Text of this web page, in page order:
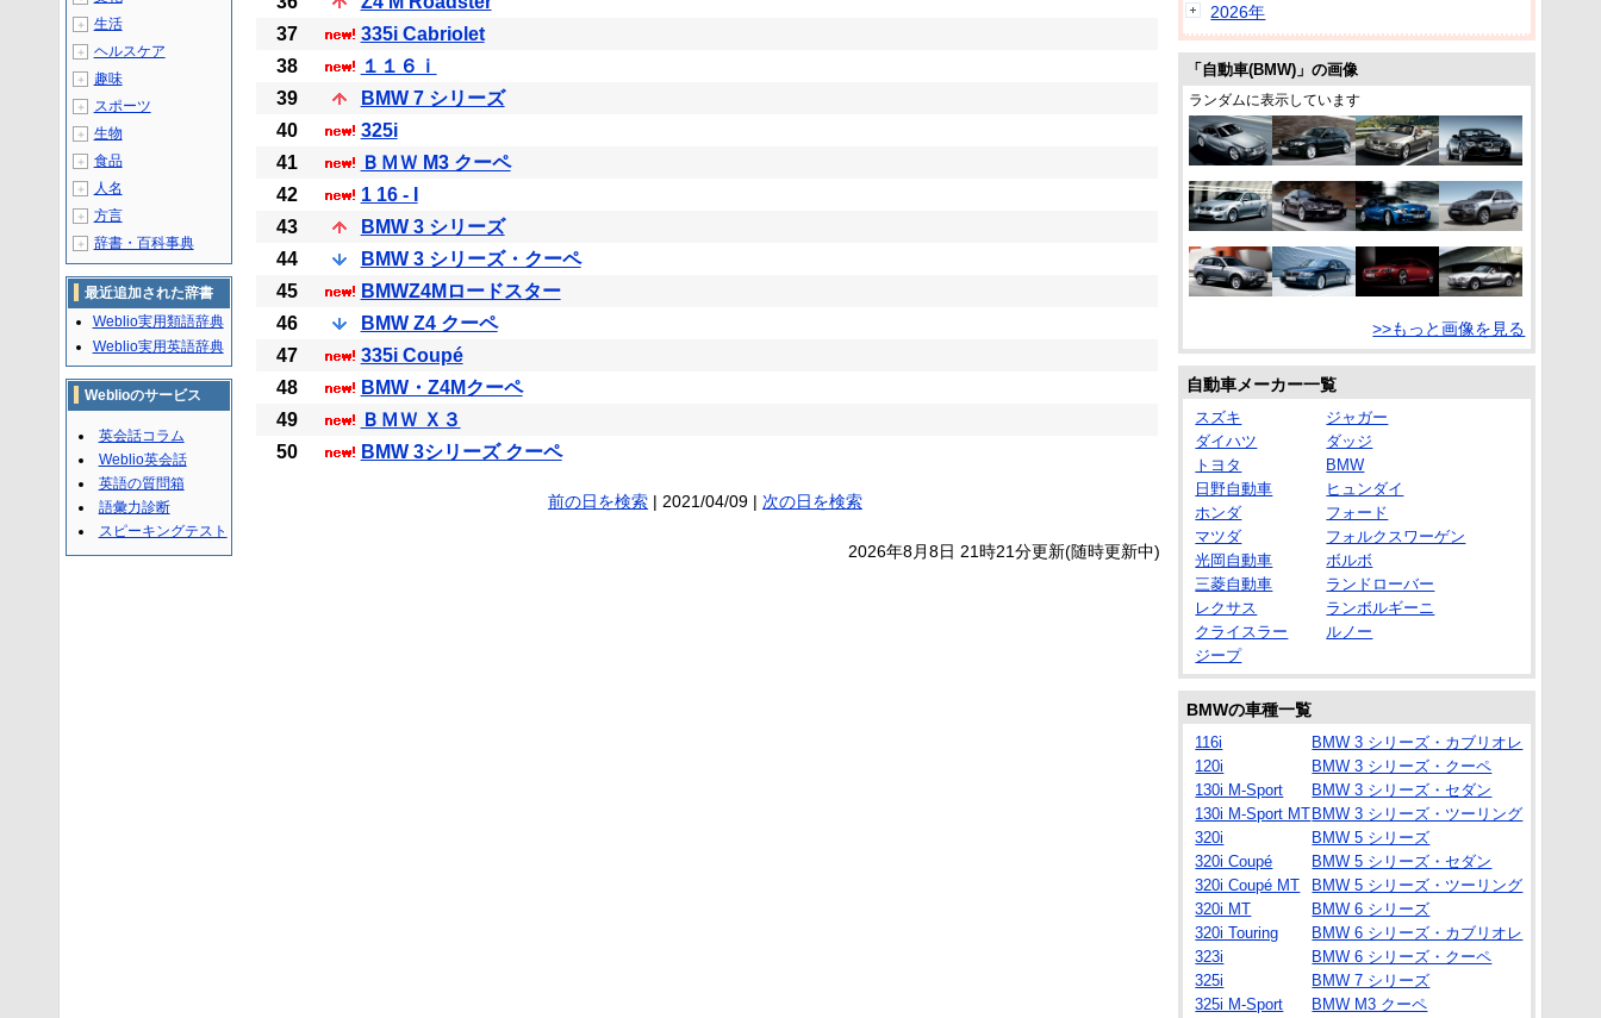
37
335i Cabriolet
38
１１６ｉ
39
BMW 7 シリーズ
40
325i
41
ＢＭＷ M3 クーペ
42
1 16 - I
43
BMW 3 シリーズ
44
BMW 3 シリーズ・クーペ
45
BMWZ4Mロードスター
46
BMW Z4 クーペ
47
335i Coupé
48
BMW・Z4Mクーペ
49
ＢＭＷ Ｘ３
50
BMW 3シリーズ クーペ
前の日を検索| 2021/04/09 | 次の日を検索
2026年8月8日 21時21分更新(随時更新中)
＋ 生活
＋ ヘルスケア
＋ 趣味
＋ スポーツ
＋ 生物
＋ 食品
＋ 人名
＋ 方言
＋ 辞書・百科事典
最近追加された辞書
Weblio実用類語辞典
Weblio実用英語辞典
Weblioのサービス
英会話コラム
Weblio英会話
英語の質問箱
語彙力診断
スピーキングテスト
2026年
「自動車(BMW)」の画像
ランダムに表示しています
>>もっと画像を見る
自動車メーカー一覧
スズキ
ダイハツ
トヨタ
日野自動車
ホンダ
マツダ
光岡自動車
三菱自動車
レクサス
クライスラー
ジープ
ジャガー
ダッジ
BMW
ヒュンダイ
フォード
フォルクスワーゲン
ボルボ
ランドローバー
ランボルギーニ
ルノー
BMWの車種一覧
116i
120i
130i M-Sport
130i M-Sport MT
320i
320i Coupé
320i Coupé MT
320i MT
320i Touring
323i
325i
325i M-Sport
BMW 3 シリーズ・カブリオレ
BMW 3 シリーズ・クーペ
BMW 3 シリーズ・セダン
BMW 3 シリーズ・ツーリング
BMW 5 シリーズ
BMW 5 シリーズ・セダン
BMW 5 シリーズ・ツーリング
BMW 6 シリーズ
BMW 6 シリーズ・カブリオレ
BMW 6 シリーズ・クーペ
BMW 7 シリーズ
BMW M3 クーペ